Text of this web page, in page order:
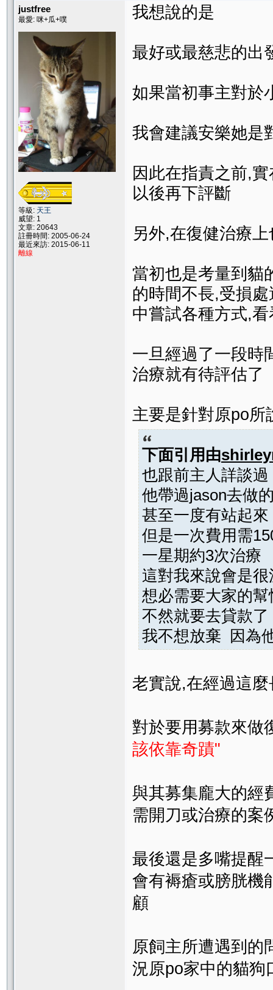
justfree
最愛: 咪+瓜+噗
等級: 天王
威望: 1
文章: 20643
註冊時間: 2005-06-24
最近來訪: 2015-06-11
離線
我想說的是
最好或最慈悲的出
如果當初事主對於
我會建議安樂她是
因此在指責之前,
以後再下評斷
另外,在復健治療
當初也是考量到貓
的時間不長,受損
中嘗試各種方式,
一旦經過了一段時
治療就有待評估了
主要是針對原po所
下面引用由
也跟前主人詳談過
他帶過jason去做
甚至一度有站起來
但是一次費用需
一星期約3次治療
這對我來說會是很
想必需要大家的
不然就要去貸款了
我不想放棄 因為
老實說,在經過這
對於要用募款來做
該依靠奇蹟"
與其募集龐大的經
需開刀或治療的案
最後還是多嘴提醒
會有褥瘡或膀胱機
顧
原飼主所遭遇到的
況原po家中的貓狗